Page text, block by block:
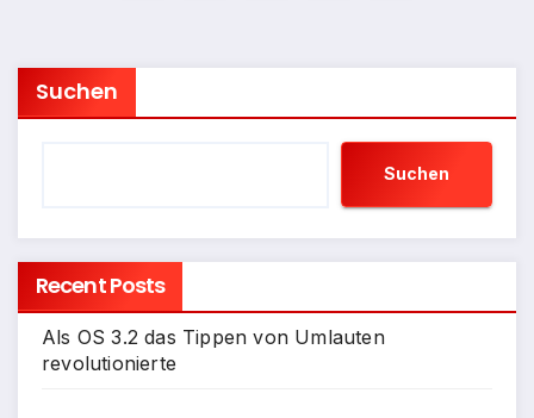
Beiträge
Suchen
Suchen
Recent Posts
Als OS 3.2 das Tippen von Umlauten
revolutionierte